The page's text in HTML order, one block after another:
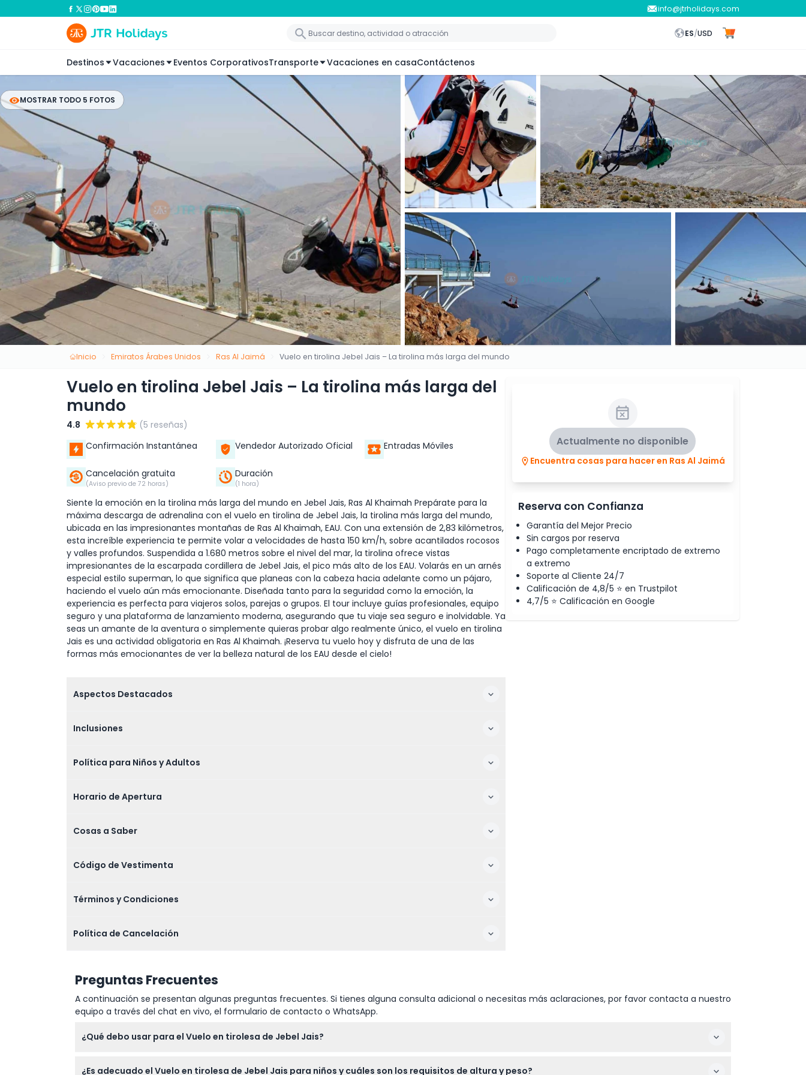
info@jtrholidays.com
ES/USD
Destinos Vacaciones Eventos CorporativosTransporte Vacaciones en casaContáctenos
MOSTRAR TODO 5 FOTOS
Inicio Emiratos Árabes Unidos Ras Al Jaimá Vuelo en tirolina Jebel Jais – La tirolina más larga del mundo
Vuelo en tirolina Jebel Jais – La tirolina más larga del
mundo
4.8
(5 reseñas)
Confirmación Instantánea
Vendedor Autorizado Oficial Entradas Móviles
Cancelación gratuita
(Aviso previo de 72 horas)
Duración
(1 hora)
Siente la emoción en la tirolina más larga del mundo en Jebel Jais, Ras Al Khaimah Prepárate para la
máxima descarga de adrenalina con el vuelo en tirolina de Jebel Jais, la tirolina más larga del mundo,
ubicada en las impresionantes montañas de Ras Al Khaimah, EAU. Con una extensión de 2,83 kilómetros,
esta increíble experiencia te permite volar a velocidades de hasta 150 km/h, sobre acantilados rocosos
y valles profundos. Suspendida a 1.680 metros sobre el nivel del mar, la tirolina ofrece vistas
impresionantes de la escarpada cordillera de Jebel Jais, el pico más alto de los EAU. Volarás en un arnés
especial estilo superman, lo que significa que planeas con la cabeza hacia adelante como un pájaro,
haciendo el vuelo aún más emocionante. Diseñada tanto para la seguridad como la emoción, la
experiencia es perfecta para viajeros solos, parejas o grupos. El tour incluye guías profesionales, equipo
seguro y una plataforma de lanzamiento moderna, asegurando que tu viaje sea seguro e inolvidable. Ya
seas un amante de la aventura o simplemente quieras probar algo realmente único, el vuelo en tirolina
Jais es una actividad obligatoria en Ras Al Khaimah. ¡Reserva tu vuelo hoy y disfruta de una de las
formas más emocionantes de ver la belleza natural de los EAU desde el cielo!
Aspectos Destacados
Inclusiones
Política para Niños y Adultos
Horario de Apertura
Cosas a Saber
Código de Vestimenta
Términos y Condiciones
Política de Cancelación
Actualmente no disponible
Encuentra cosas para hacer en Ras Al Jaimá
Reserva con Confianza
Garantía del Mejor Precio
Sin cargos por reserva
Pago completamente encriptado de extremo
a extremo
Soporte al Cliente 24/7
Calificación de 4,8/5 ⭐ en Trustpilot
4,7/5 ⭐ Calificación en Google
Preguntas Frecuentes
A continuación se presentan algunas preguntas frecuentes. Si tienes alguna consulta adicional o necesitas más aclaraciones, por favor contacta a nuestro
equipo a través del chat en vivo, el formulario de contacto o WhatsApp.
¿Qué debo usar para el Vuelo en tirolesa de Jebel Jais?
deportivas; las chanclas, sandalias o tacones altos no son adecuados.
¿Es adecuado el Vuelo en tirolesa de Jebel Jais para niños y cuáles son los requisitos de altura y peso?